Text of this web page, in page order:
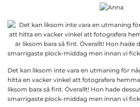
Det kan liksom inte vara en utmaning för
hitta en vacker vinkel att fotografera
liksom bara så fint. Överallt! Hon hade
smarrigaste plock-middag men innan vi